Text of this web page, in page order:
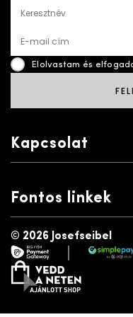
Keresztnév
E-mail cím
Elolvastam és
Kapcsolat
Fontos linkek
© 2026 Josefseibel
payment gateway
vedd a neten